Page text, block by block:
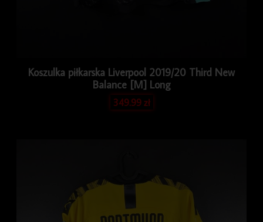
Koszulka piłkarska Liverpool 2019/20 Third New
Balance [M] Long
349.99zł